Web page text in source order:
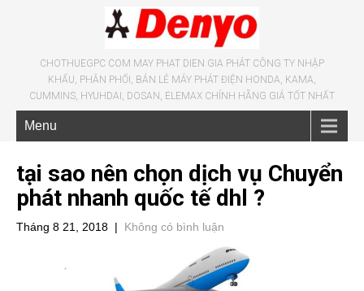
CHOTHUEGPC COM MAY PHAT DIEN GIA PHÁT CÔNG TY NHẬP
KHẨU, PHÂN PHỐI, BÁN LẺ MÁY PHÁT ĐIỆN HONDA, KAMA,
CUMMINS, HYUHDAI, DOSAN, ELEMAX CHÍNH HÃNG GIÁ TỐT NHẤT
Menu
tại sao nên chọn dịch vụ Chuyển
phát nhanh quốc tế dhl ?
Tháng 8 21, 2018 | Không có bình luận